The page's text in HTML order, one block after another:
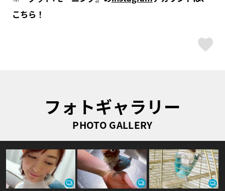
こちら！
フォトギャラリー
PHOTO GALLERY